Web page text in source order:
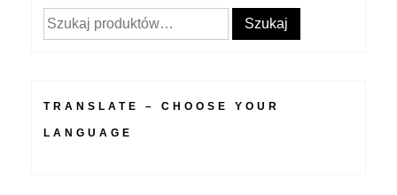
Szukaj: Szukaj
TRANSLATE – CHOOSE YOUR
LANGUAGE